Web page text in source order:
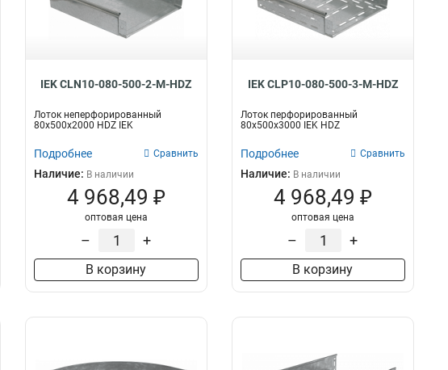
IEK CLN10-080-500-2-M-HDZ
Лоток неперфорированный
80х500х2000 HDZ IEK
Подробнее Сравнить
Наличие: В наличии
4 968,49 ₽
оптовая цена
– +
В корзину
IEK CLP10-080-500-3-M-HDZ
Лоток перфорированный
80х500х3000 IEK HDZ
Подробнее Сравнить
Наличие: В наличии
4 968,49 ₽
оптовая цена
– +
В корзину